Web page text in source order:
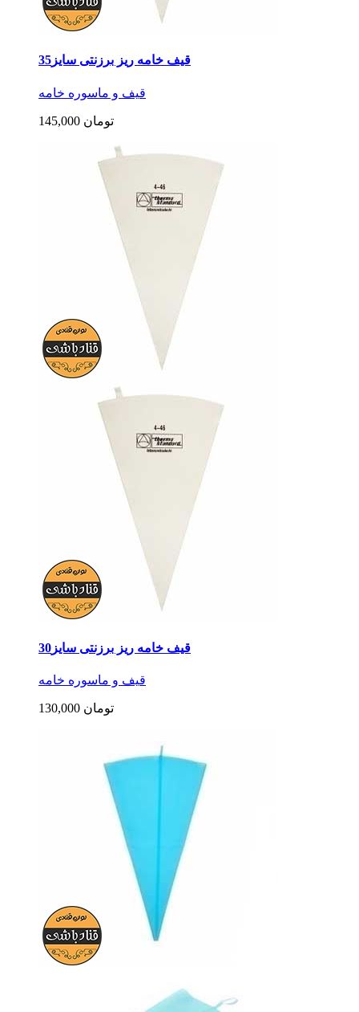
قیف خامه ریز برزنتی سایز35
قیف و ماسوره خامه
145,000 تومان
قیف خامه ریز برزنتی سایز30
قیف و ماسوره خامه
130,000 تومان